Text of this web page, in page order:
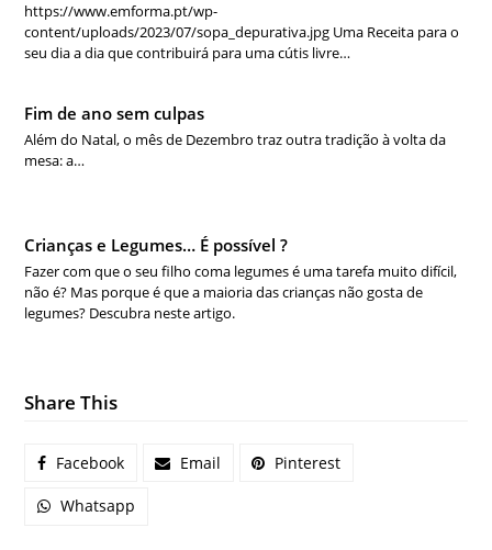
https://www.emforma.pt/wp-
content/uploads/2023/07/sopa_depurativa.jpg Uma Receita para o
seu dia a dia que contribuirá para uma cútis livre…
Fim de ano sem culpas
Além do Natal, o mês de Dezembro traz outra tradição à volta da
mesa: a…
Crianças e Legumes… É possível ?
Fazer com que o seu filho coma legumes é uma tarefa muito difícil,
não é? Mas porque é que a maioria das crianças não gosta de
legumes? Descubra neste artigo.
Share This
Facebook Email Pinterest
Whatsapp